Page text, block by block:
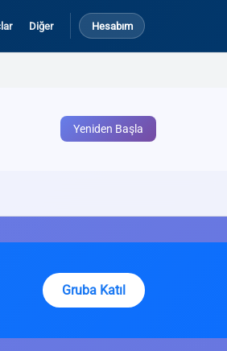
Diğer Hesabım
Yeniden Başla
Gruba Katıl